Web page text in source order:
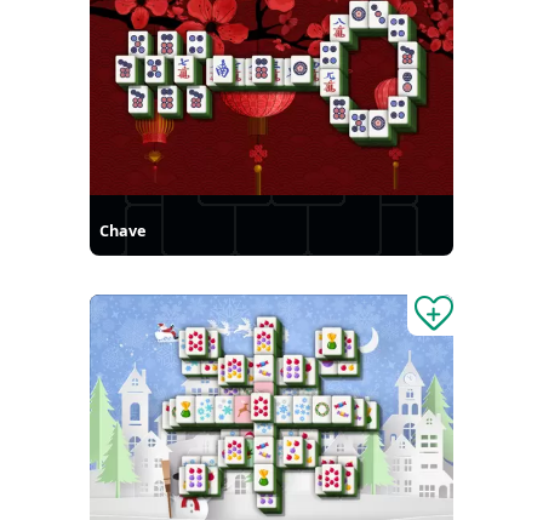
Chave